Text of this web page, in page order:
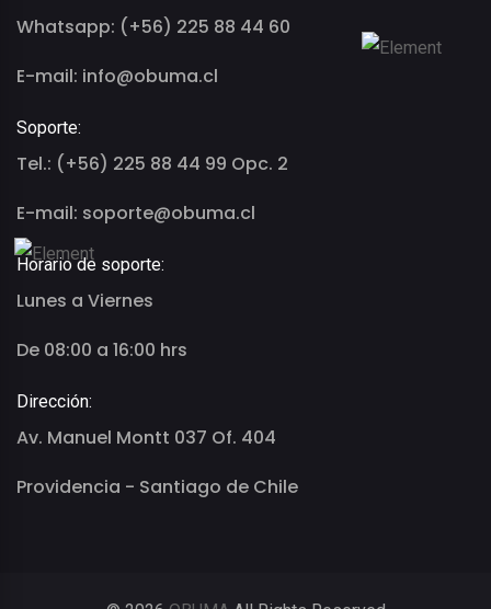
Whatsapp: (+56) 225 88 44 60
E-mail: info@obuma.cl
Soporte:
Tel.: (+56) 225 88 44 99 Opc. 2
E-mail: soporte@obuma.cl
Horario de soporte:
Lunes a Viernes
De 08:00 a 16:00 hrs
Dirección:
Av. Manuel Montt 037 Of. 404
Providencia - Santiago de Chile